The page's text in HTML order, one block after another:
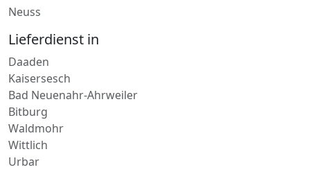
Lieferdienst in
Kaisersesch
Bad Neuenahr-Ahrweiler
Bitburg
Waldmohr
Wittlich
Urbar
Eiltransport in